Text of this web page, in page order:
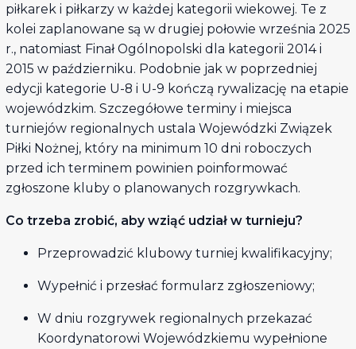
piłkarek i piłkarzy w każdej kategorii wiekowej. Te z
kolei zaplanowane są w drugiej połowie września 2025
r., natomiast Finał Ogólnopolski dla kategorii 2014 i
2015 w październiku. Podobnie jak w poprzedniej
edycji kategorie U-8 i U-9 kończą rywalizację na etapie
wojewódzkim. Szczegółowe terminy i miejsca
turniejów regionalnych ustala Wojewódzki Związek
Piłki Nożnej, który na minimum 10 dni roboczych
przed ich terminem powinien poinformować
zgłoszone kluby o planowanych rozgrywkach.
Co trzeba zrobić, aby wziąć udział w turnieju?
Przeprowadzić klubowy turniej kwalifikacyjny;
Wypełnić i przesłać formularz zgłoszeniowy;
W dniu rozgrywek regionalnych przekazać
Koordynatorowi Wojewódzkiemu wypełnione